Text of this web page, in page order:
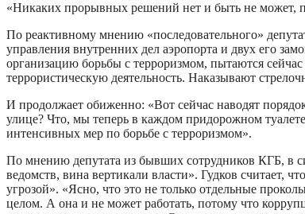
«Никаких прорывных решений нет и быть не может,
По реактивному мнению «последовательного»
управления внутренних дел аэропорта и двух его
организацию борьбы с терроризмом, пытаются
террористическую деятельность. Наказывают
И продолжает обиженно: «Вот сейчас наводят
улице? Что, мы теперь в каждом придорожном
интенсивных мер по борьбе с терроризмом».
По мнению депутата из бывших сотрудников КГБ, в
ведомств, вина вертикали власти». Гудков считает,
угрозой». «Ясно, что это не только отдельные
целом. А она и не может работать, потому что